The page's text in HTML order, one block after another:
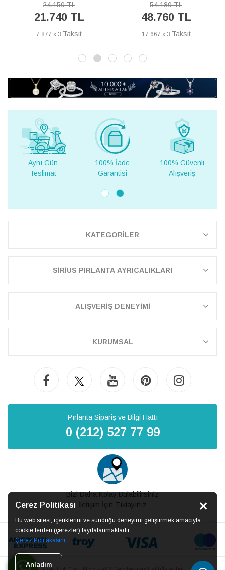
Çerez Politikası
Bu web sitesi, içeriklerini ve sunduğu deneyimi geliştirmek amacıyla
cookie’lerden (çerezler) faydalanmaktadır.
Çerez Politakasını
Anladım
54.180 TL
48.760 TL
17.667 x 3
93.490 TL
84.140 TL
30.486 x 3
100% İade
Garantisi
100% Güvenli
Alışveriş
Yurt Dışına
Teslimat
KATEGORİLER
SİRİUS PIRLANTA AYRICALIKLARI
ALIŞVERİŞ DENEYİMİ
KURUMSAL
Pırlanta Sipariş ve Bilgi Hattı
0 (212) 527 77 99
Bizi Daha Kolay Bulabilirsiniz
İletişim İçin Tıklayınız